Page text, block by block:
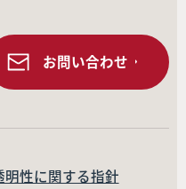
お問い合わせ
性に関する指針